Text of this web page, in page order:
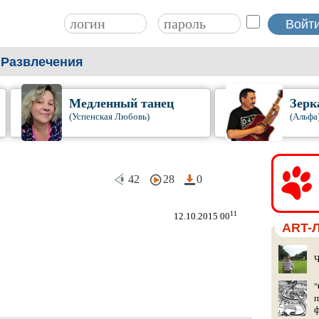
Развлечения
Медленный танец
(Успенская Любовь)
42 28 0
12.10.2015 0011
ART-